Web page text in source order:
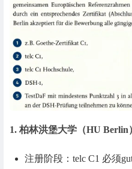
1. 柏林洪堡大学（HU Berlin
注册阶段：telc C1 必须